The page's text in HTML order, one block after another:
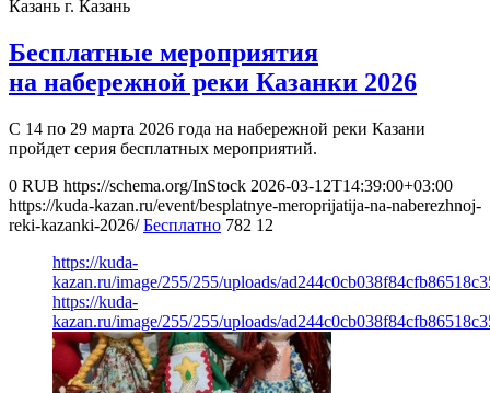
Казань г. Казань
Бесплатные мероприятия
на набережной реки Казанки 2026
С 14 по 29 марта 2026 года на набережной реки Казани
пройдет серия бесплатных мероприятий.
0 RUB https://schema.org/InStock 2026-03-12T14:39:00+03:00
https://kuda-kazan.ru/event/besplatnye-meroprijatija-na-naberezhnoj-
reki-kazanki-2026/ Бесплатно 782 12
https://kuda-
kazan.ru/image/255/255/uploads/
https://kuda-
kazan.ru/image/255/255/uploads/